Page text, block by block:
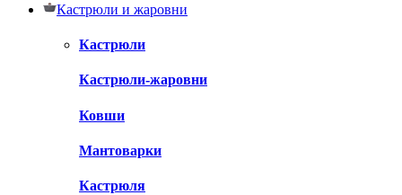
Кастрюли и жаровни
Кастрюли
Кастрюли-жаровни
Ковши
Мантоварки
Кастрюля